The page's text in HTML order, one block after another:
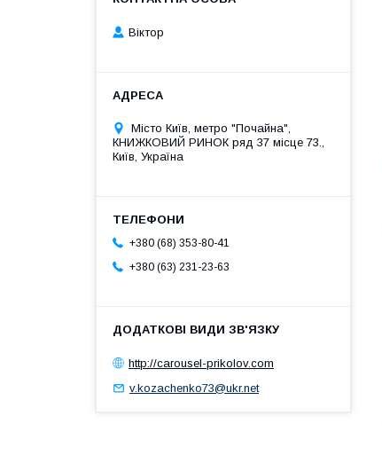
Віктор
Місто Київ, метро "Почайна",
КНИЖКОВИЙ РИНОК ряд 37 місце 73.,
Київ, Україна
+380 (68) 353-80-41
+380 (63) 231-23-63
http://carousel-prikolov.com
v.kozachenko73@ukr.net